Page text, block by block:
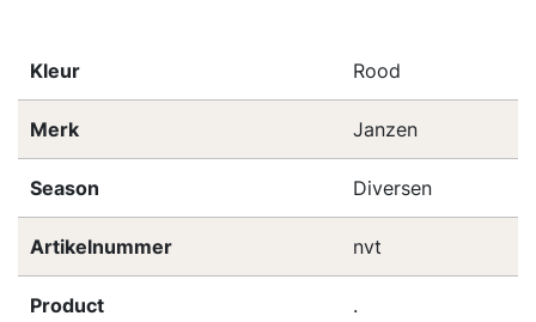
Kleur Rood
Merk Janzen
Season Diversen
Artikelnummer nvt
Product .